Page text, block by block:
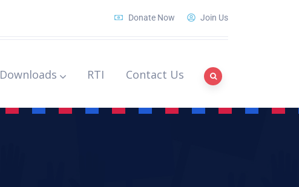
Donate Now Join Us
Downloads RTI Contact Us